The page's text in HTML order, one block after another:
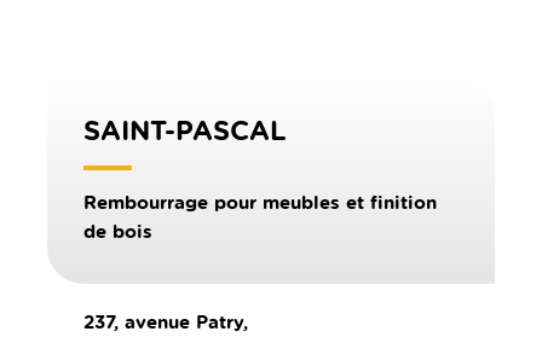
SAINT-PASCAL
Rembourrage pour meubles et finition
de bois
237, avenue Patry,